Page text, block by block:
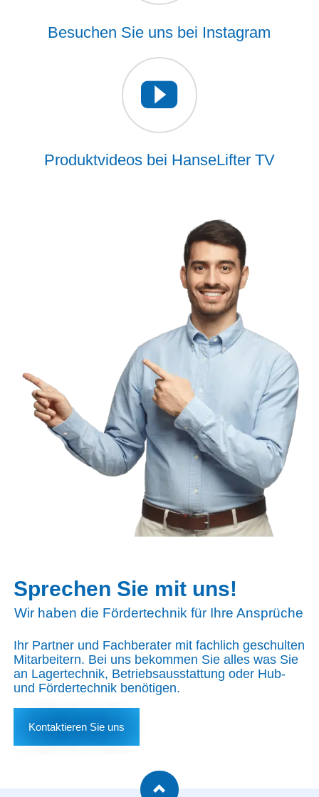
Besuchen Sie uns bei Instagram
Produktvideos bei HanseLifter TV
Sprechen Sie mit uns!
Wir haben die Fördertechnik für Ihre Ansprüche
Ihr Partner und Fachberater mit fachlich geschulten
Mitarbeitern. Bei uns bekommen Sie alles was Sie
an Lagertechnik, Betriebsausstattung oder Hub-
und Fördertechnik benötigen.
Kontaktieren Sie uns